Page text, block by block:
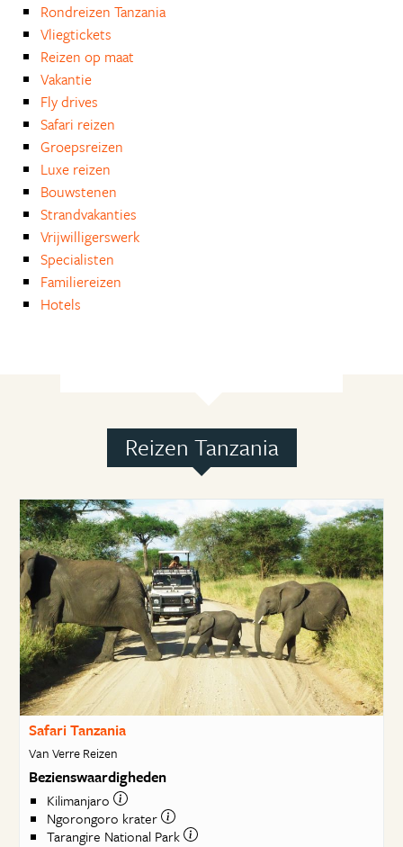
Rondreizen Tanzania
Vliegtickets
Reizen op maat
Vakantie
Fly drives
Safari reizen
Groepsreizen
Luxe reizen
Bouwstenen
Strandvakanties
Vrijwilligerswerk
Specialisten
Familiereizen
Hotels
Reizen Tanzania
Safari Tanzania
Van Verre Reizen
Bezienswaardigheden
Kilimanjaro
Ngorongoro krater
Tarangire National Park